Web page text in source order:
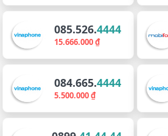
085.526.4444
15.666.000 ₫
084.665.4444
5.500.000 ₫